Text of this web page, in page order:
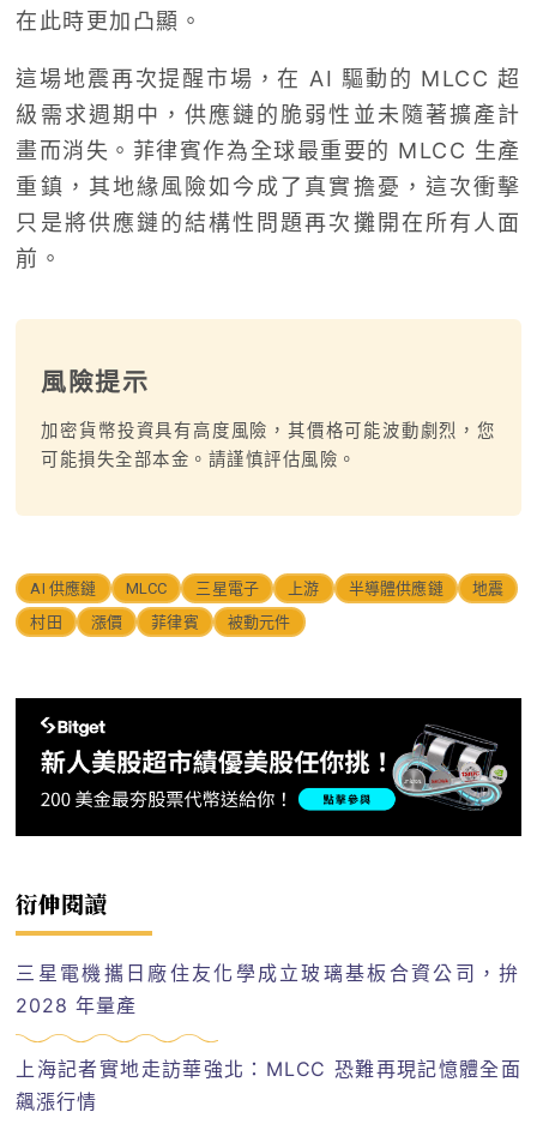
在此時更加凸顯。
這場地震再次提醒市場，在 AI 驅動的 MLCC 超
級需求週期中，供應鏈的脆弱性並未隨著擴產計
畫而消失。菲律賓作為全球最重要的 MLCC 生產
重鎮，其地緣風險如今成了真實擔憂，這次衝擊
只是將供應鏈的結構性問題再次攤開在所有人面
前。
風險提示
加密貨幣投資具有高度風險，其價格可能波動劇烈，您
可能損失全部本金。請謹慎評估風險。
AI 供應鏈 MLCC 三星電子 上游 半導體供應鏈
地震
村田
漲價 菲律賓 被動元件
衍伸閱讀
三星電機攜日廠住友化學成立玻璃基板合資公司，拚
2028 年量產
上海記者實地走訪華強北：MLCC 恐難再現記憶體全面
飆漲行情